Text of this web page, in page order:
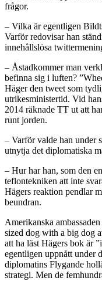
frågor.
– Vilka är egentligen
Varför redovisar han
innehållslösa
– Åstadkommer man
befinna sig i luften?
Häger den tweet som
utrikesministertid. Vid
2014 räknade TT ut att
runt jorden.
– Varför valde han under
utnytja det diplomatiska
– Hur har han, som den
teflontekniken att inte
Hägers reaktion pendlar
beundran.
Amerikanska
sized dog with a big dog
att ha läst Hägers bok är
egentligen uppnått under
diplomatins Flygande
strategi. Men de